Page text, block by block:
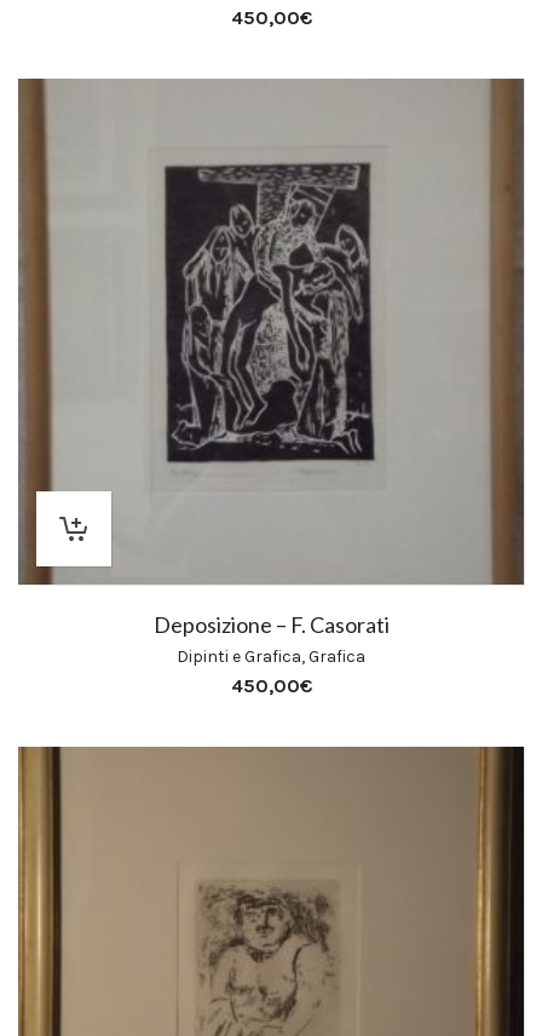
450,00€
Deposizione – F. Casorati
Dipinti e Grafica,Grafica
450,00€